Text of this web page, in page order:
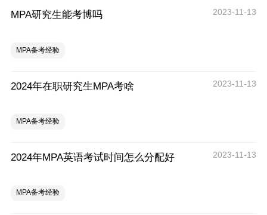
MPA研究生能考博吗 2023-11-13
MPA备考经验
2024年在职研究生MPA考啥 2023-11-13
MPA备考经验
2024年MPA英语考试时间怎么分配好 2023-11-13
MPA备考经验